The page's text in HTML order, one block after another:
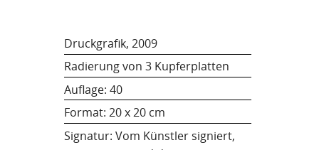
Druckgrafik, 2009
Radierung von 3 Kupferplatten
Auflage: 40
Format: 20 x 20 cm
Signatur: Vom Künstler signiert,